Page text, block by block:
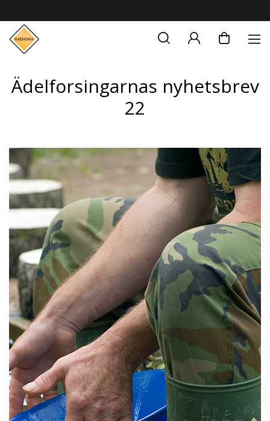
Ädelforsingarnas nyhetsbrev
22